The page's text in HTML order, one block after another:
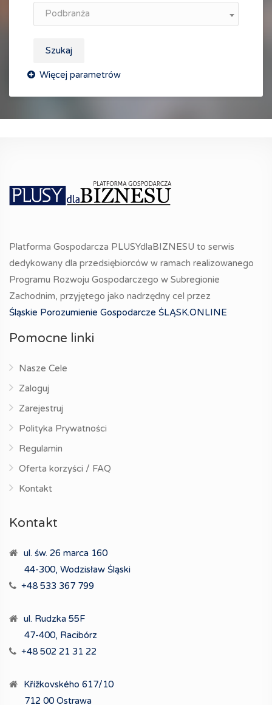
Podbranża
Szukaj
Platforma Gospodarcza PLUSYdlaBIZNESU to serwis
dedykowany dla przedsiębiorców w ramach realizowanego
Programu Rozwoju Gospodarczego w Subregionie
Zachodnim, przyjętego jako nadrzędny cel przez
Śląskie Porozumienie Gospodarcze ŚLĄSK.ONLINE
Pomocne linki
Nasze Cele
Zaloguj
Zarejestruj
Polityka Prywatności
Regulamin
Oferta korzyści / FAQ
Kontakt
Kontakt
ul. św. 26 marca 160
44-300, Wodzisław Śląski
+48 533 367 799
ul. Rudzka 55F
47-400, Racibórz
+48 502 21 31 22
Křížkovského 617/10
712 00 Ostrawa